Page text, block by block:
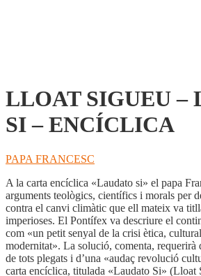
LLOAT SIGUEU –
SI – ENCÍCLICA
PAPA FRANCESC
A la carta encíclica «Laudato si» el papa
arguments teològics, científics i morals per
contra el canvi climàtic que ell mateix va
imperioses. El Pontífex va descriure el
com «un petit senyal de la crisi ètica,
modernitat». La solució, comenta, requerirà
de tots plegats i d’una «audaç revolució
carta encíclica, titulada «Laudato Si»